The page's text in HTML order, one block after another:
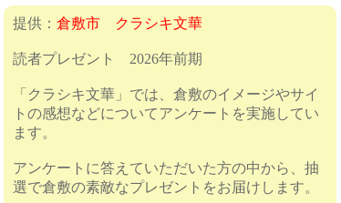
提供： 倉敷市 クラシキ文華
読者プレゼント 2026年前期
「クラシキ文華」では、倉敷のイメージやサイ
トの感想などについてアンケートを実施してい
ます。
アンケートに答えていただいた方の中から、抽
選で倉敷の素敵なプレゼントをお届けします。